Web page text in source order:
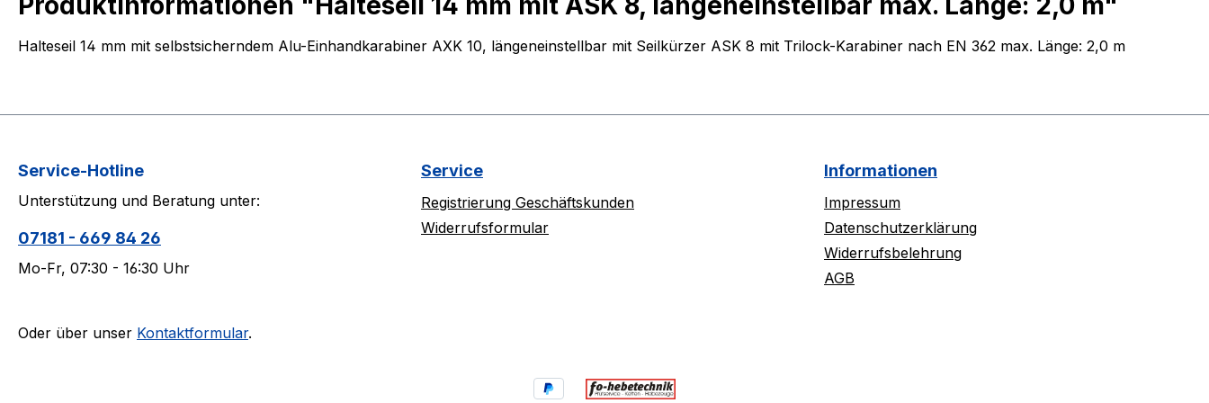
Halteseil 14 mm mit selbstsicherndem Alu-Einhandkarabiner AXK 10, längeneinstellbar mit Seilkürzer ASK 8 mit Trilock-Karabiner nach EN 362 max. Länge: 2,0 m
Service-Hotline
Unterstützung und Beratung unter:
07181 - 669 84 26
Mo-Fr, 07:30 - 16:30 Uhr
Oder über unser Kontaktformular.
Service
Registrierung Geschäftskunden
Widerrufsformular
Informationen
Impressum
Datenschutzerklärung
Widerrufsbelehrung
AGB